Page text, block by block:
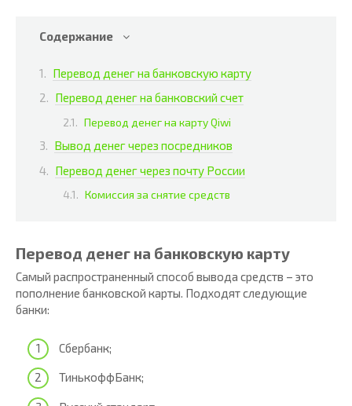
Содержание
Перевод денег на банковскую карту
Перевод денег на банковский счет
Перевод денег на карту Qiwi
Вывод денег через посредников
Перевод денег через почту России
Комиссия за снятие средств
Перевод денег на банковскую карту
Самый распространенный способ вывода средств – это
пополнение банковской карты. Подходят следующие
банки:
Сбербанк;
ТинькоффБанк;